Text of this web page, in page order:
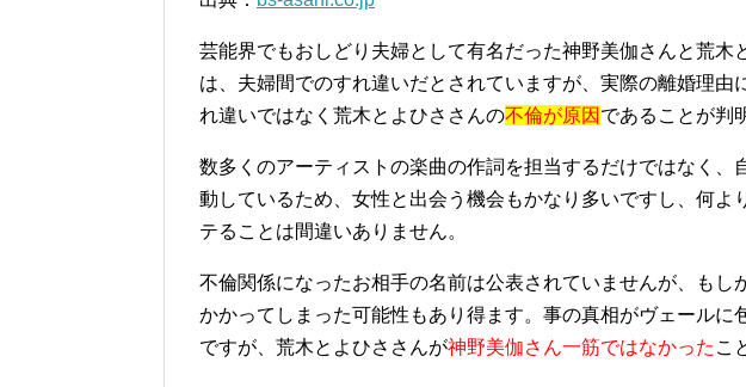
芸能界でもおしどり夫婦として有名だった神野美伽さんと荒木
は、夫婦間でのすれ違いだとされていますが、実際の離婚理由
れ違いではなく荒木とよひささんの不倫が原因 であることが判
数多くのアーティストの楽曲の作詞を担当するだけではなく、
動しているため、女性と出会う機会もかなり多いですし、何よ
テることは間違いありません。
不倫関係になったお相手の名前は公表されていませんが、もし
かかってしまった可能性もあり得ます。事の真相がヴェールに
ですが、荒木とよひささんが神野美伽さん一筋ではなかった こ